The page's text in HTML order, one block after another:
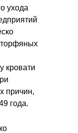
ухода
кровати
причин,
года.